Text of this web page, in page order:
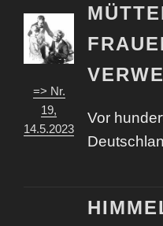
=> Nr.
19,
14.5.2023
Vor